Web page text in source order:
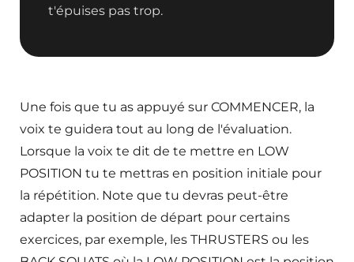
t'épuises pas trop.
Une fois que tu as appuyé sur COMMENCER, la
voix te guidera tout au long de l'évaluation.
Lorsque la voix te dit de te mettre en LOW
POSITION tu te mettras en position initiale pour
la répétition. Note que tu devras peut-être
adapter la position de départ pour certains
exercices, par exemple, les THRUSTERS ou les